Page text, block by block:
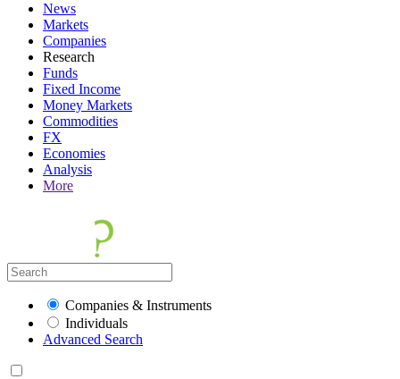
News
Markets
Companies
Research
Funds
Fixed Income
Money Markets
Commodities
FX
Economies
Analysis
More
Companies & Instruments
Individuals
Advanced Search